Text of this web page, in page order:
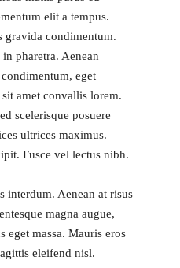
elit a tempus.
gravida condimentum.
pharetra. Aenean
eget
amet convallis lorem.
scelerisque posuere
ultrices maximus.
Fusce vel lectus nibh.
interdum. Aenean at risus
magna augue,
eget massa. Mauris eros
eleifend nisl.